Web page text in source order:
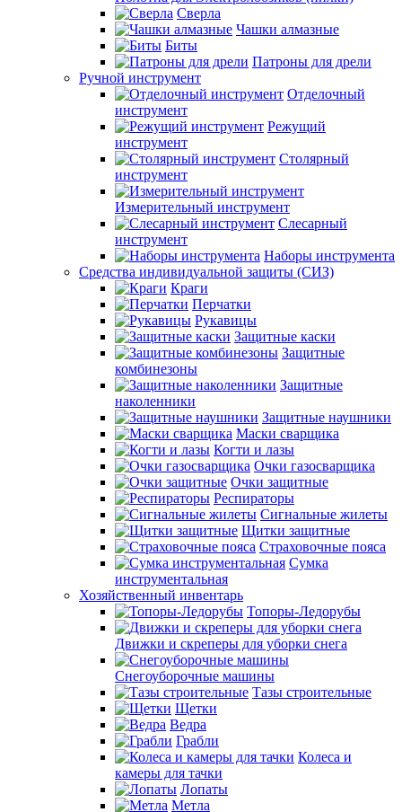
Сверла
Чашки алмазные
Биты
Патроны для дрели
Ручной инструмент
Отделочный
инструмент
Режущий
инструмент
Столярный
инструмент
Измерительный инструмент
Слесарный
инструмент
Наборы инструмента
Средства индивидуальной защиты (СИЗ)
Краги
Перчатки
Рукавицы
Защитные каски
Защитные
комбинезоны
Защитные
наколенники
Защитные наушники
Маски сварщика
Когти и лазы
Очки газосварщика
Очки защитные
Респираторы
Сигнальные жилеты
Щитки защитные
Страховочные пояса
Сумка
инструментальная
Хозяйственный инвентарь
Топоры-Ледорубы
Движки и скреперы для уборки снега
Снегоуборочные машины
Тазы строительные
Щетки
Ведра
Грабли
Колеса и
камеры для тачки
Лопаты
Метла